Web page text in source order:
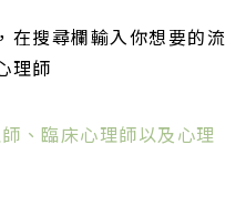
在搜尋欄輸入你想要的流
理師
、臨床心理師以及心理